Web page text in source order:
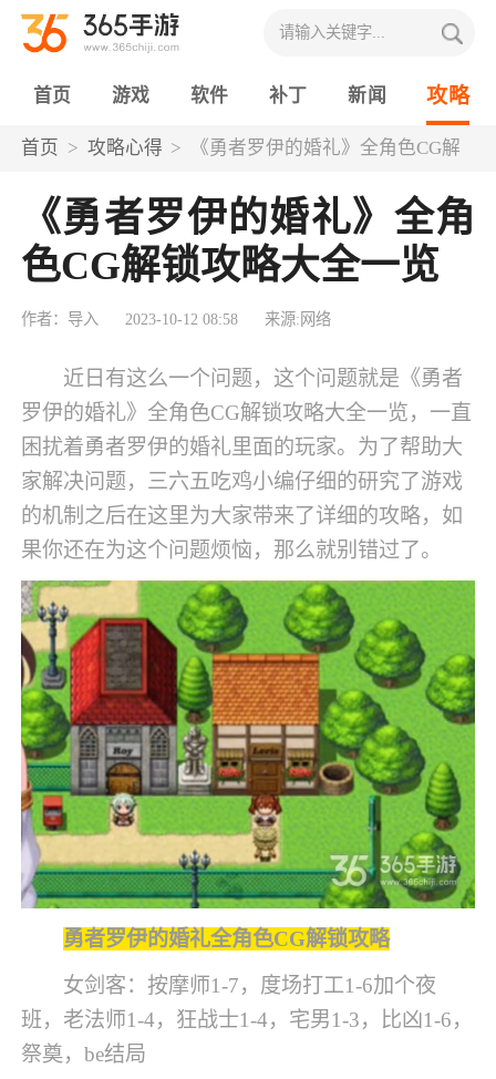
首页 游戏 软件 补丁 新闻 攻略
首页 攻略心得 《勇者罗伊的婚礼》全角色CG解
锁攻略大全一览
《勇者罗伊的婚礼》全角
色CG解锁攻略大全一览
作者：导入 2023-10-12 08:58 来源:网络
近日有这么一个问题，这个问题就是《勇者
罗伊的婚礼》全角色CG解锁攻略大全一览，一直
困扰着勇者罗伊的婚礼里面的玩家。为了帮助大
家解决问题，三六五吃鸡小编仔细的研究了游戏
的机制之后在这里为大家带来了详细的攻略，如
果你还在为这个问题烦恼，那么就别错过了。
勇者罗伊的婚礼全角色CG解锁攻略
女剑客：按摩师1-7，度场打工1-6加个夜
班，老法师1-4，狂战士1-4，宅男1-3，比凶1-6，
祭奠，be结局